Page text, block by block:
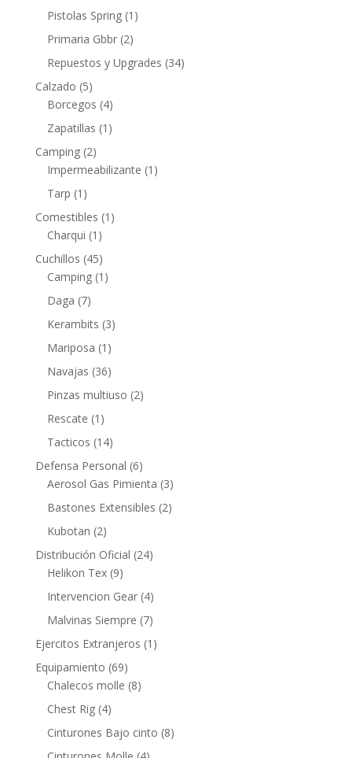
Pistolas Spring (1)
Primaria Gbbr (2)
Repuestos y Upgrades (34)
Calzado (5)
Borcegos (4)
Zapatillas (1)
Camping (2)
Impermeabilizante (1)
Tarp (1)
Comestibles (1)
Charqui (1)
Cuchillos (45)
Camping (1)
Daga (7)
Kerambits (3)
Mariposa (1)
Navajas (36)
Pinzas multiuso (2)
Rescate (1)
Tacticos (14)
Defensa Personal (6)
Aerosol Gas Pimienta (3)
Bastones Extensibles (2)
Kubotan (2)
Distribución Oficial (24)
Helikon Tex (9)
Intervencion Gear (4)
Malvinas Siempre (7)
Ejercitos Extranjeros (1)
Equipamiento (69)
Chalecos molle (8)
Chest Rig (4)
Cinturones Bajo cinto (8)